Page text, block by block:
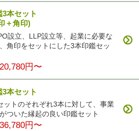
本セット
＋角印)
設立、LLP設立等、起業に必要な
角印をセットにした3本印鑑セッ
20,780円〜
本セット
ットのそれぞれ3本に対して、事業
ついた縁起の良い印鑑セット
36,780円〜